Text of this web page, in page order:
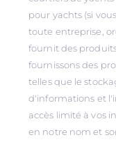
pour yachts (si
toute entreprise,
fournit des
fournissons des
telles que le
d'informations et
accès limité à vos
en notre nom et